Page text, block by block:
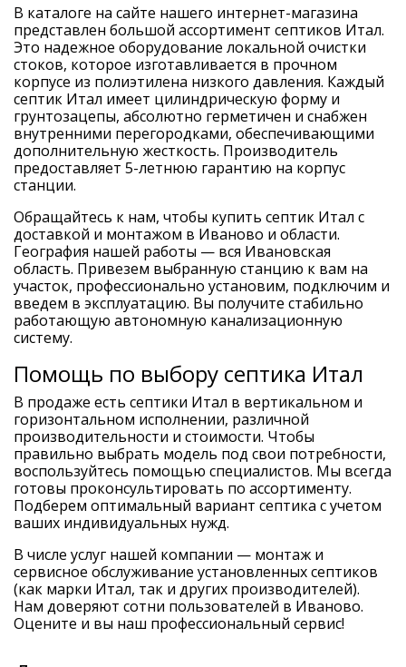
В каталоге на сайте нашего интернет-магазина
представлен большой ассортимент септиков Итал.
Это надежное оборудование локальной очистки
стоков, которое изготавливается в прочном
корпусе из полиэтилена низкого давления. Каждый
септик Итал имеет цилиндрическую форму и
грунтозацепы, абсолютно герметичен и снабжен
внутренними перегородками, обеспечивающими
дополнительную жесткость. Производитель
предоставляет 5-летнюю гарантию на корпус
станции.
Обращайтесь к нам, чтобы купить септик Итал с
доставкой и монтажом в Иваново и области.
География нашей работы — вся Ивановская
область. Привезем выбранную станцию к вам на
участок, профессионально установим, подключим и
введем в эксплуатацию. Вы получите стабильно
работающую автономную канализационную
систему.
Помощь по выбору септика Итал
В продаже есть септики Итал в вертикальном и
горизонтальном исполнении, различной
производительности и стоимости. Чтобы
правильно выбрать модель под свои потребности,
воспользуйтесь помощью специалистов. Мы всегда
готовы проконсультировать по ассортименту.
Подберем оптимальный вариант септика с учетом
ваших индивидуальных нужд.
В числе услуг нашей компании — монтаж и
сервисное обслуживание установленных септиков
(как марки Итал, так и других производителей).
Нам доверяют сотни пользователей в Иваново.
Оцените и вы наш профессиональный сервис!